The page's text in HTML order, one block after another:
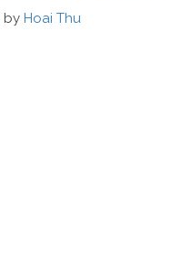
–
by Hoai Thu